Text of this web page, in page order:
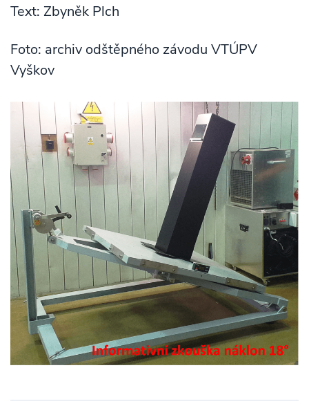
Text: Zbyněk Plch
Foto: archiv odštěpného závodu VTÚPV
Vyškov